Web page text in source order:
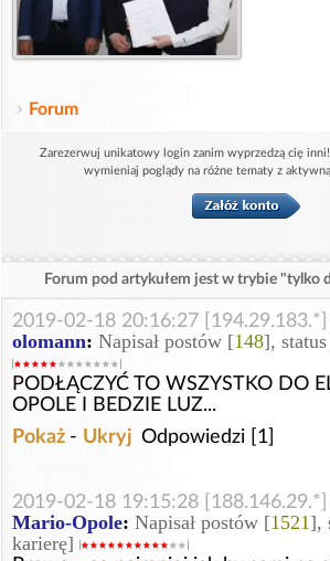
Forum
Zarezerwuj unikatowy login zanim wyprzedzą cię
wymieniaj poglądy na różne tematy z aktywną
Forum pod artykułem jest w trybie "tylko
2019-02-18 20:16:27
olomann: Napisał postów [148],
PODŁĄCZYĆ TO WSZYSTKO DO
OPOLE I BEDZIE LUZ...
Pokaż - Ukryj Odpowiedzi [1]
2019-02-18 19:15:28
Mario-Opole: Napisał postów [1521],
karierę]